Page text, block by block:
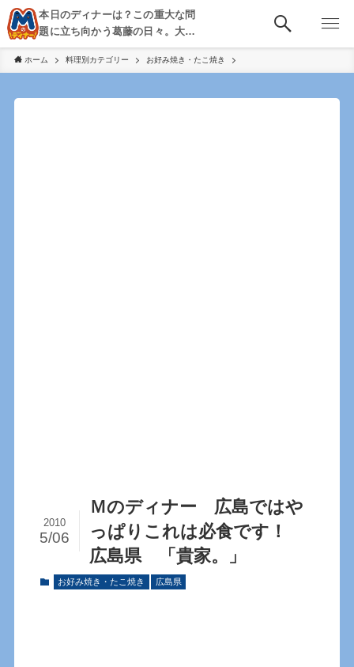
本日のディナーは？この重大な問
題に立ち向かう葛藤の日々。大
阪・京都・神戸を中心とした食べ
歩き、飲み歩きを綴る。
ホーム 料理別カテゴリー お好み焼き・たこ焼き
Ｍのディナー 広島ではや
っぱりこれは必食です！
広島県 「貴家。」
2010
5/06
お好み焼き・たこ焼き 広島県